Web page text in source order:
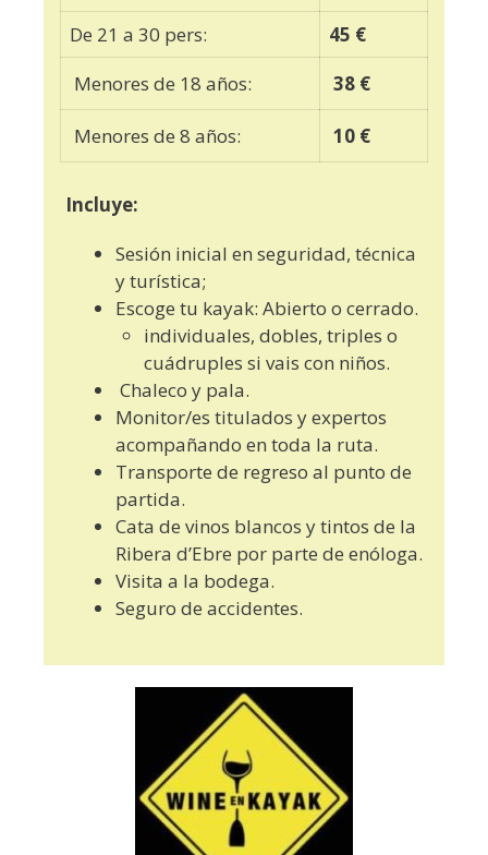
De 21 a 30 pers:
45 €
Menores de 18 años:
38 €
Menores de 8 años: 10 €
Incluye:
Sesión inicial en seguridad, técnica
y turística;
Escoge tu kayak: Abierto o cerrado.
individuales, dobles, triples o
cuádruples si vais con niños.
Chaleco y pala.
Monitor/es titulados y expertos
acompañando en toda la ruta.
Transporte de regreso al punto de
partida.
Cata de vinos blancos y tintos de la
Ribera d’Ebre por parte de enóloga.
Visita a la bodega.
Seguro de accidentes.